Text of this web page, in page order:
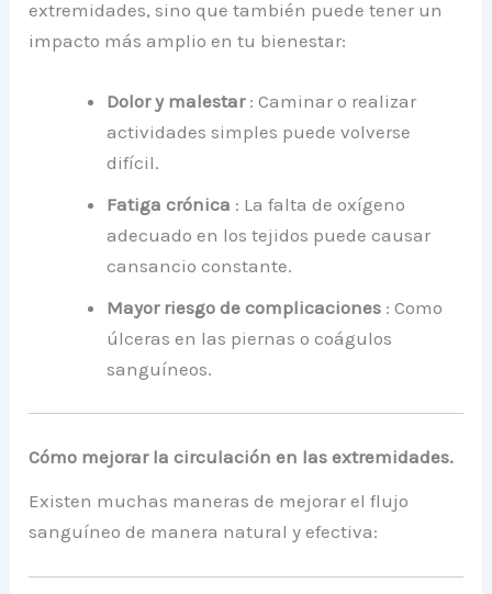
extremidades, sino que también puede tener un
impacto más amplio en tu bienestar:
Dolor y malestar: Caminar o realizar
actividades simples puede volverse
difícil.
Fatiga crónica : La falta de oxígeno
adecuado en los tejidos puede causar
cansancio constante.
Mayor riesgo de complicaciones : Como
úlceras en las piernas o coágulos
sanguíneos.
Cómo mejorar la circulación en las extremidades.
Existen muchas maneras de mejorar el flujo
sanguíneo de manera natural y efectiva: